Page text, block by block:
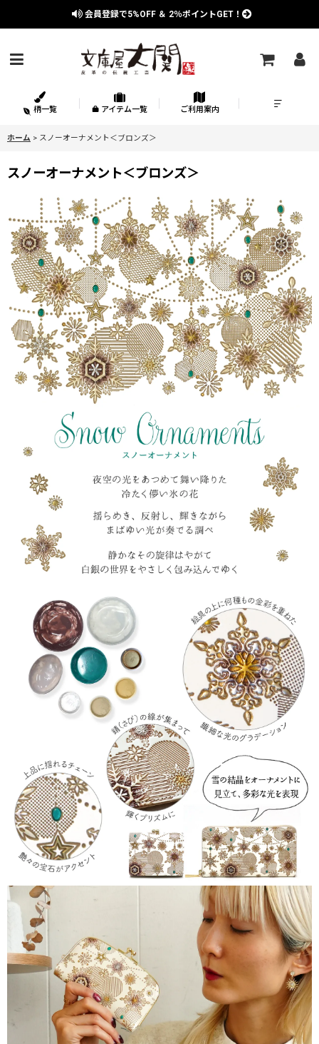
会員登録で5%OFF ＆ 2％ポイントGET！
柄一覧 アイテム一覧 ご利用案内
ホーム > スノーオーナメント＜ブロンズ＞
スノーオーナメント＜ブロンズ＞